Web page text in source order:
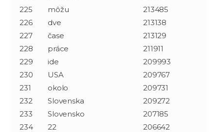
225
môžu
213485
226
dve
213138
227
čase
213129
228
práce
211911
229
ide
209993
230
USA
209767
231
okolo
209731
232
Slovenska
209272
233
Slovensko
207185
234
22
206642